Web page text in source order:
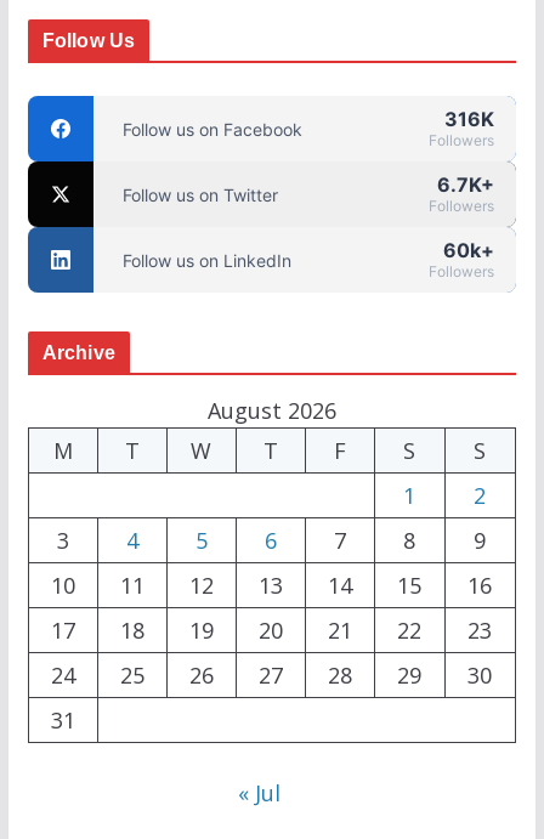
Follow Us
Follow us on Facebook 316K
Followers
Follow us on Twitter 6.7K+
Followers
Follow us on LinkedIn 60k+
Followers
Archive
August 2026
M
T W T F S
S
1
2
3
4 5 6 7 8
9
10
11 12 13 14 15
16
17
18 19 20 21 22
23
24
25 26 27 28 29
30
31
« Jul